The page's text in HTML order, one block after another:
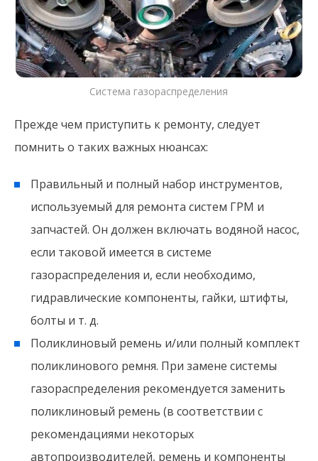
Система газораспределения
Прежде чем приступить к ремонту, следует
помнить о таких важных нюансах:
Правильный и полный набор инструментов,
используемый для ремонта систем ГРМ и
запчастей. Он должен включать водяной насос,
если таковой имеется в системе
газораспределения и, если необходимо,
гидравлические компоненты, гайки, штифты,
болты и т. д.
Поликлиновый ремень и/или полный комплект
поликлинового ремня. При замене системы
газораспределения рекомендуется заменить
поликлиновый ремень (в соответствии с
рекомендациями некоторых
автопроизводителей, ремень и компоненты